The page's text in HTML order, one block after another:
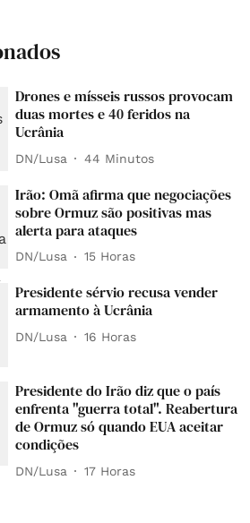
Drones e mísseis russos provocam
duas mortes e 40 feridos na
Ucrânia
DN/Lusa 44 Minutos
Irão: Omã afirma que negociações
sobre Ormuz são positivas mas
alerta para ataques
DN/Lusa 15 Horas
Presidente sérvio recusa vender
armamento à Ucrânia
DN/Lusa 16 Horas
Presidente do Irão diz que o país
enfrenta "guerra total". Reabertura
de Ormuz só quando EUA aceitar
condições
DN/Lusa 17 Horas